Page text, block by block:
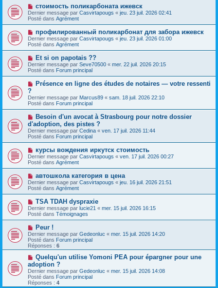
s
a
g
e
a
u
m
e
s
s
a
g
e
N
o
u
v
a
u
m
e
s
a
g
e
стоимость поликарбоната ижевск
Dernier message par Casvirtapougs « jeu. 23 juil. 2026 02:41
Posté dans Agrément
N
o
u
v
e
a
u
m
e
g
e
профилированный поликарбонат для забора ижевск
Dernier message par Casvirtapougs « jeu. 23 juil. 2026 01:00
Posté dans Agrément
N
o
u
v
e
a
m
e
s
s
a
g
e
Et si on papotais ??
Dernier message par Seve70500 « mer. 22 juil. 2026 20:15
Posté dans Forum principal
N
v
e
a
m
e
s
g
e
Présence en ligne des études de notaires — votre ressenti
?
Dernier message par Marcus89 « sam. 18 juil. 2026 22:10
Posté dans Forum principal
N
u
v
e
a
u
m
e
s
s
a
g
e
Besoin d'un avocat à Strasbourg pour notre dossier
d'adoption, des pistes ?
Dernier message par Cedina « ven. 17 juil. 2026 11:44
Posté dans Forum principal
N
o
u
v
a
u
m
e
s
s
a
g
e
курсы вождения иркутск стоимость
Dernier message par Casvirtapougs « ven. 17 juil. 2026 00:27
Posté dans Agrément
N
o
u
v
e
u
m
e
s
a
g
e
автошкола категория в цена
Dernier message par Casvirtapougs « jeu. 16 juil. 2026 21:51
Posté dans Agrément
N
o
u
v
e
a
u
m
e
s
a
g
e
TSA TDAH dyspraxie
Dernier message par lucie21 « mer. 15 juil. 2026 16:15
Posté dans Témoignages
N
o
u
v
e
a
u
m
e
s
s
Peur !
Dernier message par Gedeonluc « mer. 15 juil. 2026 14:20
Posté dans Forum principal
Réponses : 6
N
o
u
v
e
a
Quelqu'un utilise Yomoni PEA pour épargner pour une
adoption ?
Dernier message par Gedeonluc « mer. 15 juil. 2026 14:08
Posté dans Forum principal
Réponses : 4